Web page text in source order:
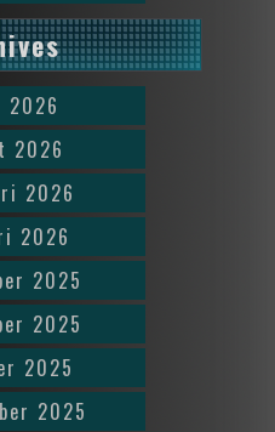
2026
2026
2026
2026
2025
2025
2025
2025